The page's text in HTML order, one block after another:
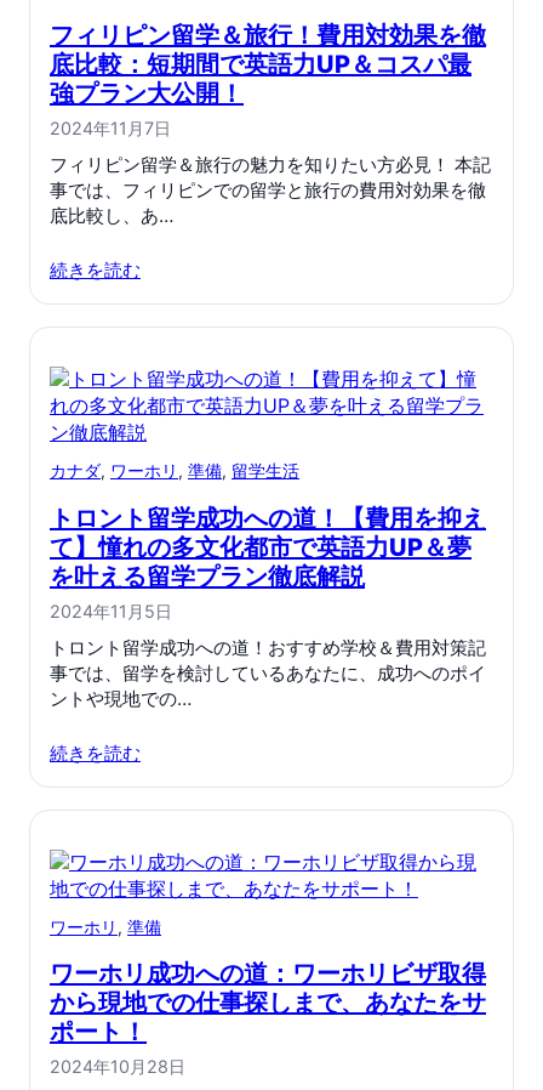
フィリピン留学＆旅行！費用対効果を徹
底比較：短期間で英語力UP＆コスパ最
強プラン大公開！
2024年11月7日
フィリピン留学＆旅行の魅力を知りたい方必見！ 本記
事では、フィリピンでの留学と旅行の費用対効果を徹
底比較し、あ…
続きを読む
カナダ, ワーホリ , 準備, 留学生活
トロント留学成功への道！【費用を抑え
て】憧れの多文化都市で英語力UP＆夢
を叶える留学プラン徹底解説
2024年11月5日
トロント留学成功への道！おすすめ学校＆費用対策記
事では、留学を検討しているあなたに、成功へのポイ
ントや現地での…
続きを読む
ワーホリ , 準備
ワーホリ成功への道：ワーホリビザ取得
から現地での仕事探しまで、あなたをサ
ポート！
2024年10月28日